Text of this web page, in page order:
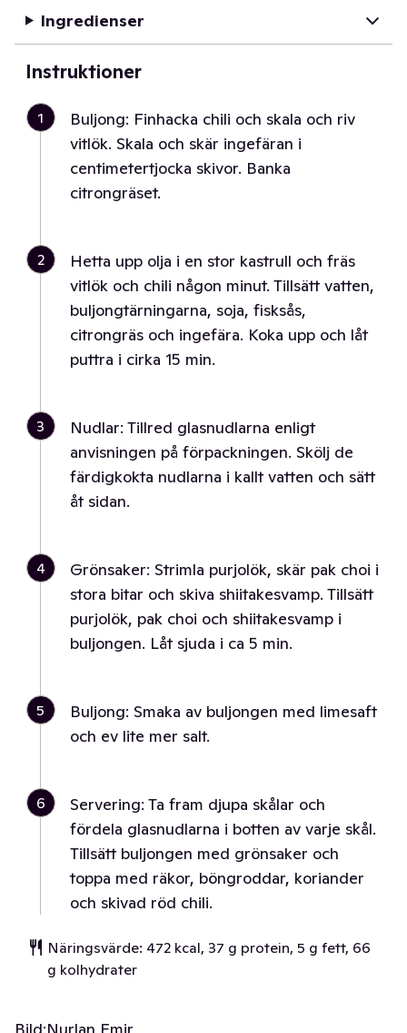
Ingredienser
Instruktioner
1
Buljong: Finhacka chili och skala och riv
vitlök. Skala och skär ingefäran i
centimetertjocka skivor. Banka
citrongräset.
2
Hetta upp olja i en stor kastrull och fräs
vitlök och chili någon minut. Tillsätt vatten,
buljongtärningarna, soja, fisksås,
citrongräs och ingefära. Koka upp och låt
puttra i cirka 15 min.
3
Nudlar: Tillred glasnudlarna enligt
anvisningen på förpackningen. Skölj de
färdigkokta nudlarna i kallt vatten och sätt
åt sidan.
4
Grönsaker: Strimla purjolök, skär pak choi i
stora bitar och skiva shiitakesvamp. Tillsätt
purjolök, pak choi och shiitakesvamp i
buljongen. Låt sjuda i ca 5 min.
5
Buljong: Smaka av buljongen med limesaft
och ev lite mer salt.
6
Servering: Ta fram djupa skålar och
fördela glasnudlarna i botten av varje skål.
Tillsätt buljongen med grönsaker och
toppa med räkor, böngroddar, koriander
och skivad röd chili.
Näringsvärde: 472 kcal, 37 g protein, 5 g fett, 66
g kolhydrater